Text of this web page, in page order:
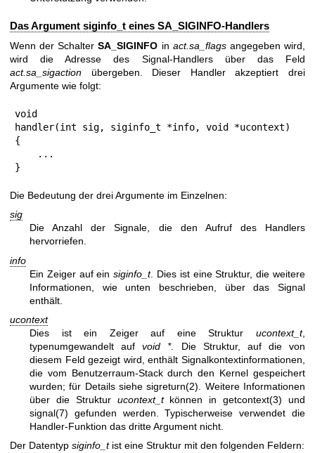
Das Argument siginfo_t eines SA_SIGINFO-Handlers
Wenn der SchalterSA_SIGINFO in act.sa_flagsangegeben wird,
wird die Adresse des Signal-Handlers über das Feld
act.sa_sigaction übergeben. Dieser Handler akzeptiert drei
Argumente wie folgt:
void
handler(int sig, siginfo_t *info, void *ucontext)
{
}
Die Bedeutung der drei Argumente im Einzelnen:
sig
Die Anzahl der Signale, die den Aufruf des Handlers
hervorriefen.
info
Ein Zeiger auf einsiginfo_t. Dies ist eine Struktur, die weitere
Informationen, wie unten beschrieben, über das Signal
enthält.
ucontext
Dies ist ein Zeiger auf eine Struktur ucontext_t,
typenumgewandelt aufvoid *. Die Struktur, auf die von
diesem Feld gezeigt wird, enthält Signalkontextinformationen,
die vom Benutzerraum-Stack durch den Kernel gespeichert
wurden; für Details siehesigreturn(2) . Weitere Informationen
über die Struktur ucontext_tkönnen ingetcontext(3) und
signal(7) gefunden werden. Typischerweise verwendet die
Handler-Funktion das dritte Argument nicht.
Der Datentyp siginfo_tist eine Struktur mit den folgenden Feldern: